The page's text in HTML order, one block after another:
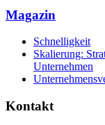
Magazin
Schnelligkeit
Skalierung:
Unternehmen
Kontakt